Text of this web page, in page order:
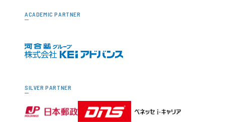
ACADEMIC PARTNER
SILVER PARTNER